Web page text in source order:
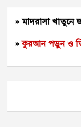
» মাদরাসা খাতুনে
» কুরআন পড়ুন ও